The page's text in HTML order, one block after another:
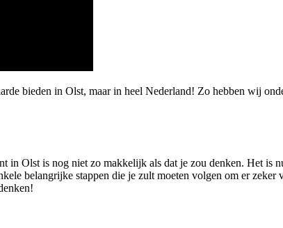
bieden in Olst, maar in heel Nederland! Zo hebben wij
in Olst is nog niet zo makkelijk als dat je zou denken. Het is
belangrijke stappen die je zult moeten volgen om er